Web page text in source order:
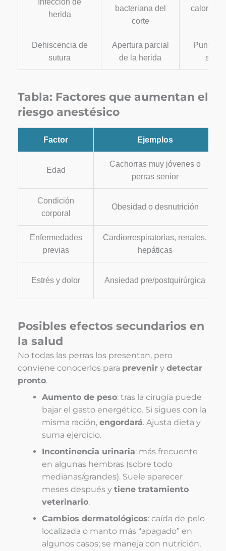
Infección de
herida
bacteriana del
corte
calor,
Dehiscencia de
sutura
Apertura parcial
de la herida
Puntos
Tabla: Factores que aumentan el
riesgo anestésico
Factor Ejemplos
Edad
Cachorras muy jóvenes o
perras senior
Condición
corporal
Obesidad o desnutrición
Enfermedades
previas
Cardiorrespiratorias, renales,
hepáticas
Estrés y dolor Ansiedad pre/postquirúrgica
Posibles efectos secundarios en
la salud
No todas las perras los presentan, pero
conviene conocerlos para prevenir y detectar
pronto.
Aumento de peso: tras la cirugía puede
bajar el gasto energético. Si sigues con la
misma ración, engordará. Ajusta dieta y
suma ejercicio.
Incontinencia urinaria: más frecuente
en algunas hembras (sobre todo
medianas/grandes). Suele aparecer
meses después y tiene tratamiento
veterinario.
Cambios dermatológicos: caída de pelo
localizada o manto más “apagado” en
algunos casos; se maneja con nutrición,